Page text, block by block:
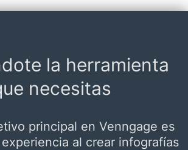
la herramienta
necesitas
principal en Venngage es
al crear infografías